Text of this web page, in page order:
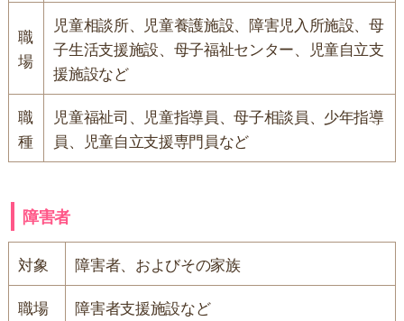
職
場
児童相談所、児童養護施設、障害児入所施設、母
子生活支援施設、母子福祉センター、児童自立支
援施設など
職
種
児童福祉司、児童指導員、母子相談員、少年指導
員、児童自立支援専門員など
障害者
対象
障害者、およびその家族
職場
障害者支援施設など